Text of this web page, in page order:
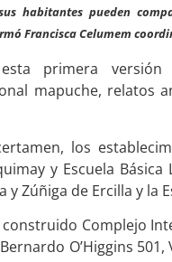
habitantes pueden
Francisca Celumem
primera
mapuche, relatos
los
y Escuela
Zúñiga de Ercilla y la
Complejo
O’Higgins